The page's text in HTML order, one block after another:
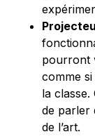
pourront
comme
la
de parler
de l’art.